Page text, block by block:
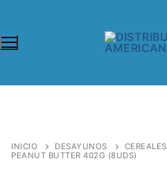
INICIO DESAYUNOS CEREALES
PEANUT BUTTER 402G (8UDS)